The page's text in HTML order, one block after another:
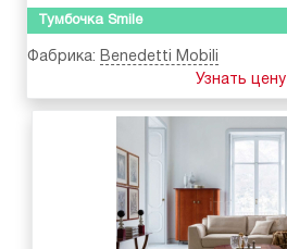
Тумбочка Smile
Фабрика: Benedetti Mobili
Узнать цену